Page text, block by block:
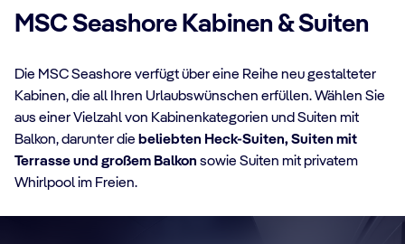
MSC Seashore Kabinen & Suiten
Die MSC Seashore verfügt über eine Reihe neu gestalteter
Kabinen, die all Ihren Urlaubswünschen erfüllen. Wählen Sie
aus einer Vielzahl von Kabinenkategorien und Suiten mit
Balkon, darunter die beliebten Heck-Suiten, Suiten mit
Terrasse und großem Balkon sowie Suiten mit privatem
Whirlpool im Freien.
KABINENDATEN
MSC Yacht Club